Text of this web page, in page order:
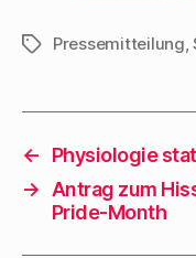
Schlagwörter
Pressemitteilung,
←
Physiologie
→ Antrag zum
Pride-Month